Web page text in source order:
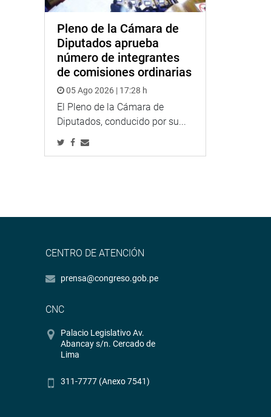
Pleno de la Cámara de
Diputados aprueba
número de integrantes
de comisiones ordinarias
05 Ago 2026 | 17:28 h
El Pleno de la Cámara de
Diputados, conducido por su...
CENTRO DE ATENCIÓN
prensa@congreso.gob.pe
CNC
Palacio Legislativo Av.
Abancay s/n. Cercado de
Lima
311-7777 (Anexo 7541)